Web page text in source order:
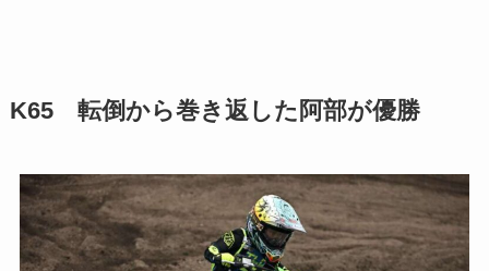
K65 転倒から巻き返した阿部が優勝